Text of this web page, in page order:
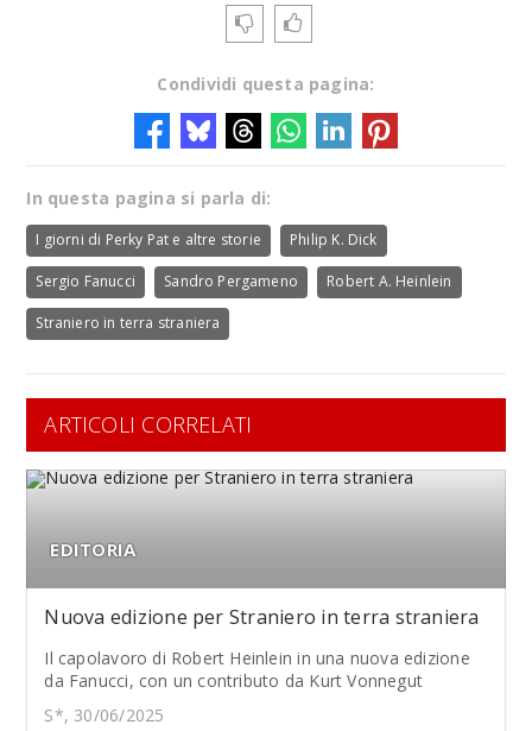
Condividi questa pagina:
In questa pagina si parla di:
I giorni di Perky Pat e altre storie Philip K. Dick
Sergio Fanucci Sandro Pergameno Robert A. Heinlein
Straniero in terra straniera
ARTICOLI CORRELATI
EDITORIA
Nuova edizione per Straniero in terra straniera
Il capolavoro di Robert Heinlein in una nuova edizione
da Fanucci, con un contributo da Kurt Vonnegut
S*, 30/06/2025